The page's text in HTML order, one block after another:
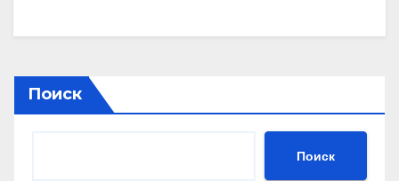
Поиск
Поиск